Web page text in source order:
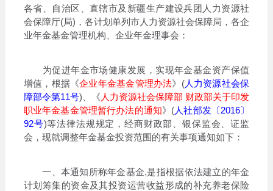
各省、自治区、直辖市及新疆生产建设兵团人力资源社
会保障厅(局)，各计划单列市人力资源社会保障局，各企
业年金基金管理机构、企业年金理事会：
为促进年金市场健康发展，实现年金基金资产保值
增值，根据《企业年金基金管理办法》(人力资源社会保
障部令第11号)、《 人力资源社会保障部 财政部关于印发
职业年金基金管理暂行办法的通知》(人社部发〔2016〕
92号)等法律法规规定，经商财政部、银保监会、证监
会，现就调整年金基金投资范围的有关事项通知如下：
一、本通知所称年金基金,是指根据依法建立的年金
计划筹集的资金及其投资运营收益形成的补充养老保险